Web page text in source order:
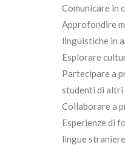
Comunicare in
Approfondire
linguistiche in
Esplorare
Partecipare a
studenti di altri
Collaborare a
Esperienze di
lingue